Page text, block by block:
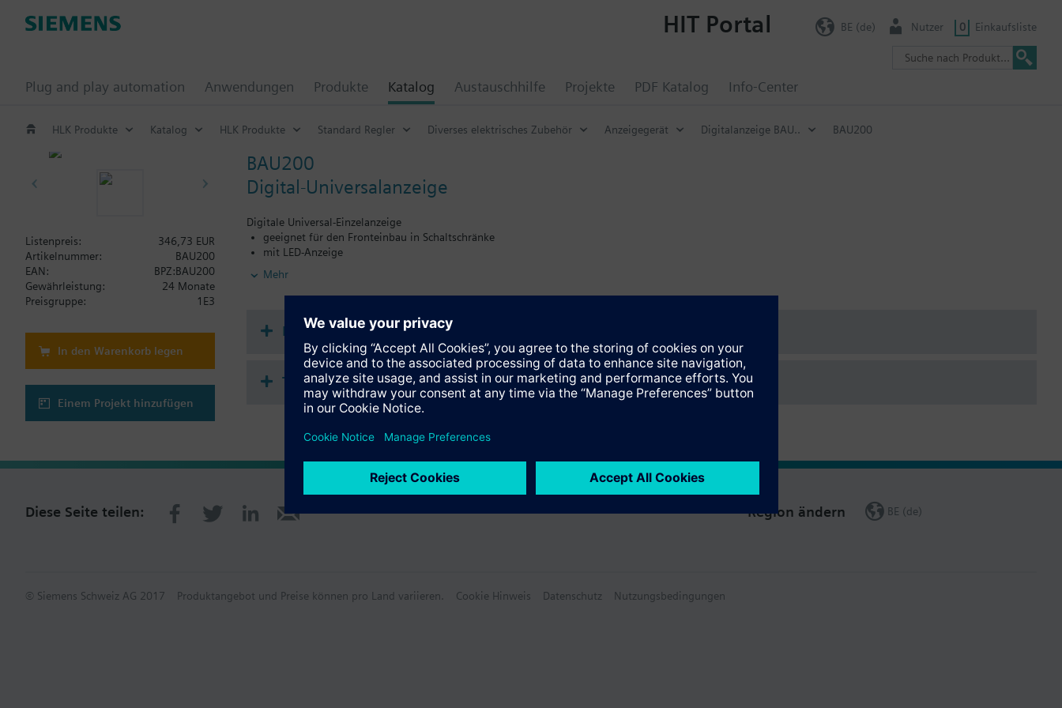
Plug and play automation Anwendungen Produkte Katalog Austauschhilfe Projekte PDF Katalog Info-Center
HIT Portal BE (de) Nutzer 0 Einkaufsliste
HLK Produkte Katalog HLK Produkte Standard Regler Diverses elektrisches Zubehör Anzeigegerät Digitalanzeige BAU.. BAU200
BAU200
Digital-Universalanzeige
Digitale Universal-Einzelanzeige
geeignet für den Fronteinbau in Schaltschränke
mit LED-Anzeige
für alle Fühler von Siemens Building Technologies (LG-Ni 1000, T1, PT100, PT 1000, 0 ... 10 V)
Mehr
Listenpreis:
346,73 EUR
Artikelnummer:
BAU200
EAN:
BPZ:BAU200
Gewährleistung:
24 Monate
Preisgruppe:
1E3
In den Warenkorb legen
Einem Projekt hinzufügen
Dokumente
Technische Daten
Diese Seite teilen: Region ändern BE (de)
© Siemens Schweiz AG 2017 Produktangebot und Preise können pro Land variieren. Cookie Hinweis Datenschutz Nutzungsbedingungen